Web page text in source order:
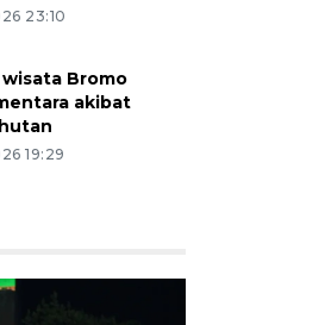
23:10
Bromo
akibat
19:29